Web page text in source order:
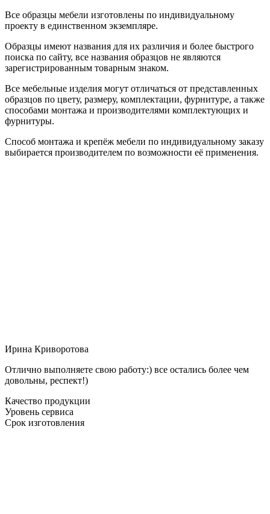
Все образцы мебели изготовлены по индивидуальному
проекту в единственном экземпляре.
Образцы имеют названия для их различия и более быстрого
поиска по сайту, все названия образцов не являются
зарегистрированным товарным знаком.
Все мебельные изделия могут отличаться от представленных
образцов по цвету, размеру, комплектации, фурнитуре, а также
способами монтажа и производителями комплектующих и
фурнитуры.
Способ монтажа и крепёж мебели по индивидуальному заказу
выбирается производителем по возможности её применения.
Ирина Криворотова
Отлично выполняете свою работу:) все остались более чем
довольны, респект!)
Качество продукции
Уровень сервиса
Срок изготовления